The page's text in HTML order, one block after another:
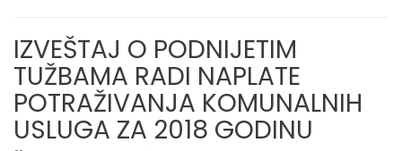
IZVEŠTAJ O PODNIJETIM
TUŽBAMA RADI NAPLATE
POTRAŽIVANJA KOMUNALNIH
USLUGA ZA 2018 GODINU